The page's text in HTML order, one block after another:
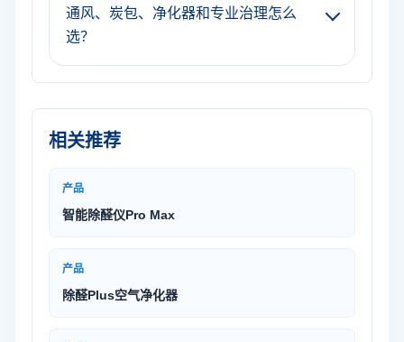
通风、炭包、净化器和专业治理怎么
选？
相关推荐
产品
智能除醛仪Pro Max
产品
除醛Plus空气净化器